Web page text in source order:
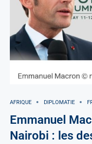
AFRIQUE DIPLOMATIE
Emmanuel
Nairobi : les